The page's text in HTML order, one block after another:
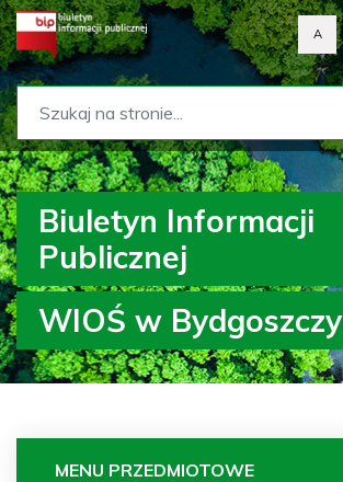
A
Biuletyn Informacji
Publicznej
WIOŚ w Bydgoszczy
MENU PRZEDMIOTOWE